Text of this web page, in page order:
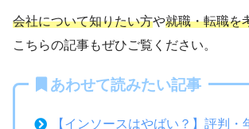
会社について知りたい方や就職・転職を
こちらの記事もぜひご覧ください。
あわせて読みたい記事
【インソースはやばい？】評判・